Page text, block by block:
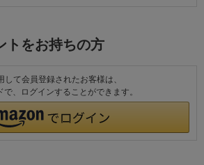
トをお持ちの方
て会員登録されたお客様は、
、ログインすることができます。